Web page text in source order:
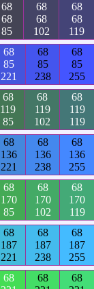
68
68
85
68
68
102
68
68
119
68
85
221
68
85
238
68
85
255
68
119
85
68
119
102
68
119
119
68
136
221
68
136
238
68
136
255
68
170
85
68
170
102
68
170
119
68
187
221
68
187
238
68
187
255
68
68
68